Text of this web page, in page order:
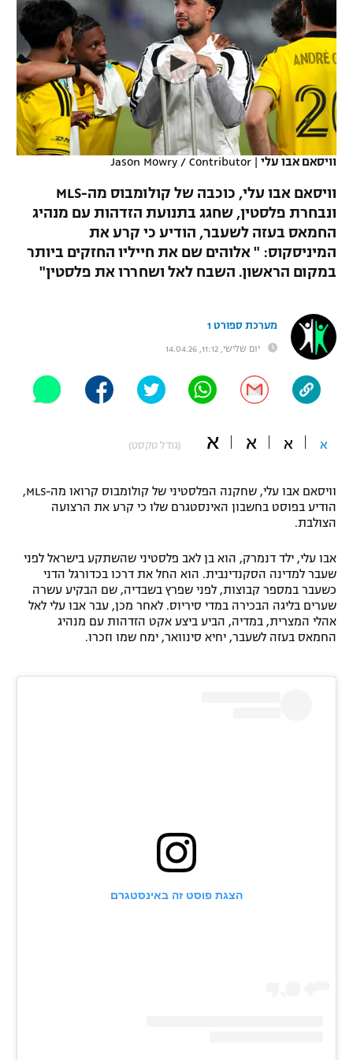
VOD
רץ ברשת
תוצאות
לוח שידורים
ברחבה
"מעל הליגה" – פודקאסט
"מחצית בשכונה" – פודקאסט
תקנון עבור פעילות אלקטרה
תקנון עבור פעילות ספורט 1 – "מרלן"
תנאי שימוש
מדיניות פרטיות
נבחרת ישראל
מכבי חיפה
בית"ר ירושלים
מכבי תל אביב
הפועל תל אביב
הפועל חיפה
הפועל באר שבע
בני יהודה
ליגה ספרדית
ליגה איטלקית
ליגה צרפתית
ליגה הולנדית
ליגה טורקית
ליגה ברזילאית
כדורסל נשים
מכבי תל אביב
הפועל חולון
הפועל ירושלים
דני אבדיה
יורוליג
יורוקאפ
כדוריד
כדורעף
שחייה
ג'ודו
אגרוף
ספורט אולימפי
היאבקות WWE
אופניים
פוטבול אמריקאי NFL
ספורט אתגרי ואקסטרים
אומנויות לחימה
וויסאם אבו עלי |
Jason Mowry / Contributor
וויסאם אבו עלי, כוכבה של קולומבוס מה-MLS
ונבחרת פלסטין, שחגג בתנועת הזדהות עם מנהיג
החמאס בעזה לשעבר, הודיע כי קרע את
המיניסקוס: " אלוהים שם את חייליו החזקים ביותר
במקום הראשון. השבח לאל ושחררו את פלסטין"
מערכת ספורט 1
יום שלישי, 11:12, 14.04.26
א א א א (גודל טקסט)
וויסאם אבו עלי, שחקנה הפלסטיני של קולומבוס קרואו מה-MLS,
הודיע בפוסט בחשבון האינסטגרם שלו כי קרע את הרצועה
הצולבת.
אבו עלי, ילד דנמרק, הוא בן לאב פלסטיני שהשתקע בישראל לפני
שעבר למדינה הסקנדינבית. הוא החל את דרכו בכדורגל הדני
כשעבר במספר קבוצות, לפני שפרץ בשבדיה, שם הבקיע עשרה
שערים בליגה הבכירה במדי סיריוס. לאחר מכן, עבר אבו עלי לאל
אהלי המצרית, במדיה, הביע ביצע אקט הזדהות עם מנהיג
החמאס בעזה לשעבר, יחיא סינוואר, ימח שמו וזכרו.
הצגת פוסט זה באינסטגרם